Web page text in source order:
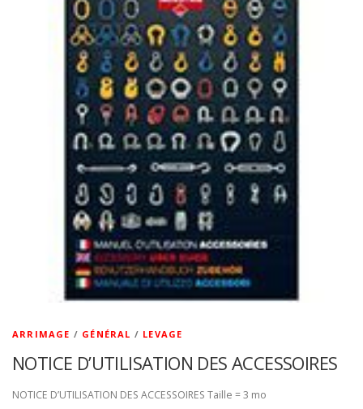
ARRIMAGE / GÉNÉRAL / LEVAGE
NOTICE D’UTILISATION DES ACCESSOIRES
NOTICE D’UTILISATION DES ACCESSOIRES Taille = 3 mo